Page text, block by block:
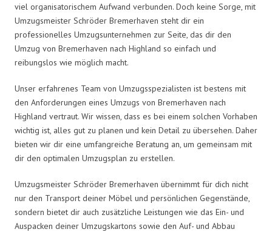
viel organisatorischem Aufwand verbunden. Doch keine Sorge, mit
Umzugsmeister Schröder Bremerhaven steht dir ein
professionelles Umzugsunternehmen zur Seite, das dir den
Umzug von Bremerhaven nach Highland so einfach und
reibungslos wie möglich macht.
Unser erfahrenes Team von Umzugsspezialisten ist bestens mit
den Anforderungen eines Umzugs von Bremerhaven nach
Highland vertraut. Wir wissen, dass es bei einem solchen Vorhaben
wichtig ist, alles gut zu planen und kein Detail zu übersehen. Daher
bieten wir dir eine umfangreiche Beratung an, um gemeinsam mit
dir den optimalen Umzugsplan zu erstellen.
Umzugsmeister Schröder Bremerhaven übernimmt für dich nicht
nur den Transport deiner Möbel und persönlichen Gegenstände,
sondern bietet dir auch zusätzliche Leistungen wie das Ein- und
Auspacken deiner Umzugskartons sowie den Auf- und Abbau